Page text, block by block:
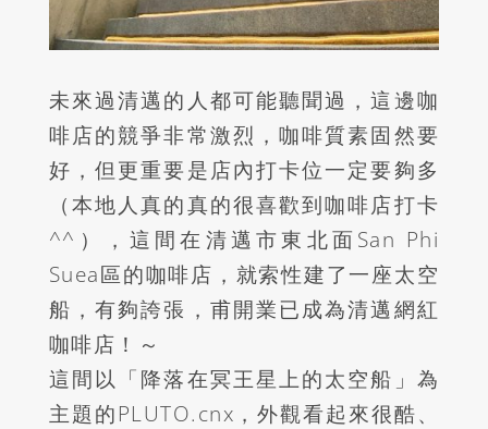
未來過清邁的人都可能聽聞過，這邊咖
啡店的競爭非常激烈，咖啡質素固然要
好，但更重要是店內打卡位一定要夠多
（本地人真的真的很喜歡到咖啡店打卡
^^ ），這間在清邁市東北面San Phi
Suea區的咖啡店，就索性建了一座太空
船，有夠誇張，甫開業已成為清邁網紅
咖啡店！～
這間以「降落在冥王星上的太空船」為
主題的PLUTO.cnx，外觀看起來很酷、